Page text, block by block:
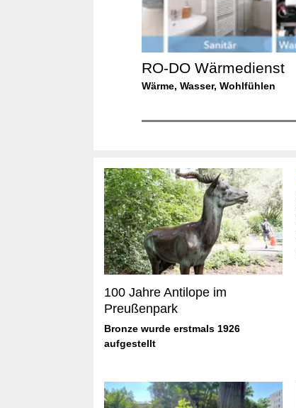
RO-DO Wärmedienst
Wärme, Wasser, Wohlfühlen
100 Jahre Antilope im
Preußenpark
Bronze wurde erstmals 1926
aufgestellt